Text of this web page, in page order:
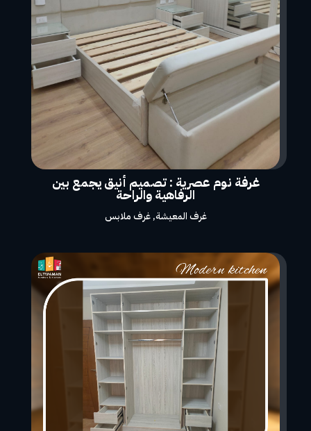
غرفة نوم عصرية : تصميم أنيق يجمع بين
الرفاهية والراحة
غرف المعيشة,غرف ملابس